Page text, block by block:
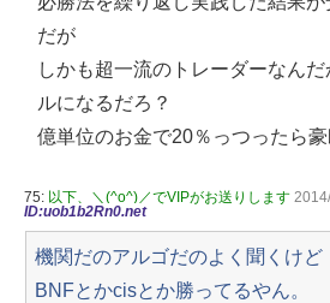
だが
しかも超一流のトレーダーなん
ルになるだろ？
億単位のお金で20％っつったら
75: 以下、＼(^o^)／でVIPがお送りします
ID:uob1b2Rn0.net
機関だのアルゴだのよく聞くけど
BNFとかcisとか勝ってるやん。